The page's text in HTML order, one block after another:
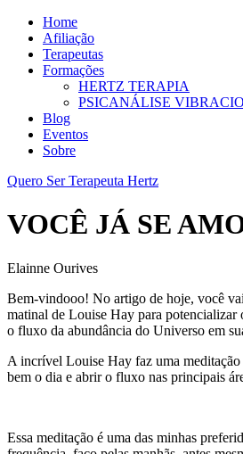
Home
Afiliação
Terapeutas
Formações
HERTZ TERAPIA
PSICANÁLISE
Blog
Eventos
Sobre
Quero Ser Terapeuta Hertz
VOCÊ JÁ SE
Elainne Ourives
Bem-vindooo! No artigo de hoje, você
matinal de Louise Hay para potencializar
o fluxo da abundância do Universo em
A incrível Louise Hay faz uma meditação
bem o dia e abrir o fluxo nas principais
Essa meditação é uma das minhas